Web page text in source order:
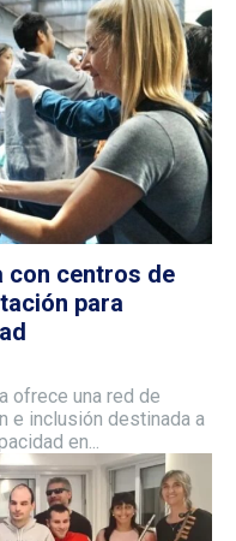
con centros de
para
ofrece una red de
e inclusión destinada a
en...